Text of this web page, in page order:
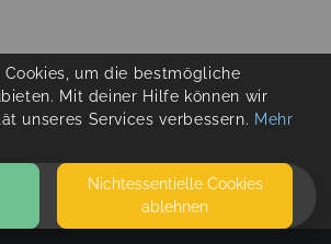
Cookies, um die bestmögliche
Mit deiner Hilfe können wir
unseres Services verbessern. Mehr
Nicht­essentielle Cookies
ablehnen